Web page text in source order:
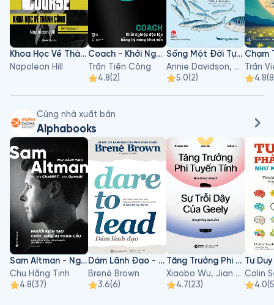
Khoa Học Về Thành Công
Napoleon Hill
Coach - Khởi Nghiệp Độc Lập Bằng Kỹ Năng Khai Vấn
Trần Tiến Công
4.8(2)
Sống Một Đời Tựa Biển Khơi
Annie Davidson, Richard Harrington
5.0(2)
Chạm
Trần
4.8(8
Cùng nhà xuất bản
Alphabooks
Sam Altman - Người Kiến Tạo Cuộc Chơi AI Toàn Cầu
Chu Hằng Tinh
4.8(37)
Dám Lãnh Đạo - Dare To Lead
Brené Brown
3.6(6)
Tăng Trưởng Phi Tuyến Tính - Sự Trỗi Dậy Của Geely
Xiaobo Wu, Jian Du, Sihan Li
4.7(23)
Colin
4.0(